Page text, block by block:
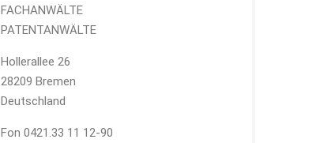
FACHANWÄLTE
PATENTANWÄLTE
Hollerallee 26
28209 Bremen
Deutschland
Fon 0421.33 11 12-90